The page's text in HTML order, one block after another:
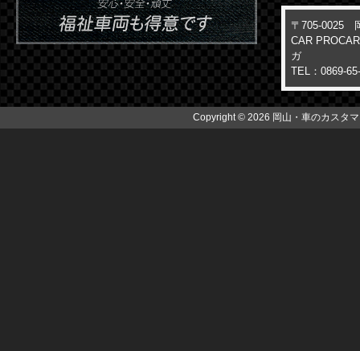
〒705-0025
CAR
ガ
TEL：0869-
Copyright © 2026 岡山・車のカスタ